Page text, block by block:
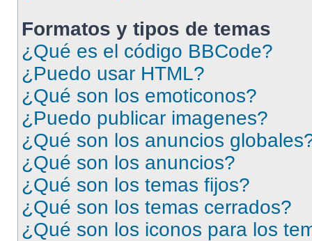
Formatos y tipos de temas
¿Qué es el código BBCode?
¿Puedo usar HTML?
¿Qué son los emoticonos?
¿Puedo publicar imagenes?
¿Qué son los anuncios
¿Qué son los anuncios?
¿Qué son los temas fijos?
¿Qué son los temas cerrados?
¿Qué son los iconos para los